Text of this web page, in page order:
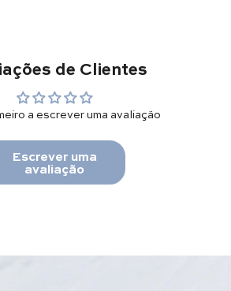
de Clientes
a escrever uma avaliação
Escrever uma
avaliação